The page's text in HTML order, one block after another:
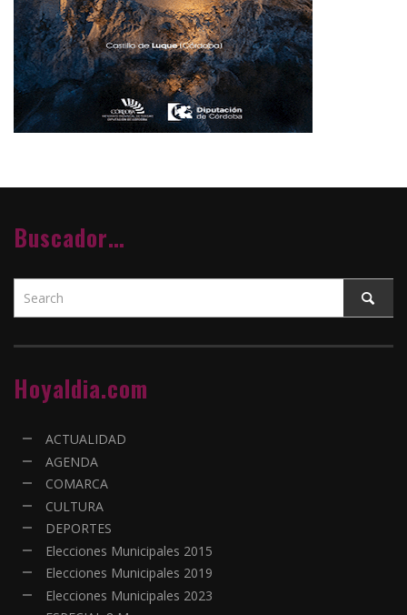
Buscador…
Hoyaldia.com
ACTUALIDAD
AGENDA
COMARCA
CULTURA
DEPORTES
Elecciones Municipales 2015
Elecciones Municipales 2019
Elecciones Municipales 2023